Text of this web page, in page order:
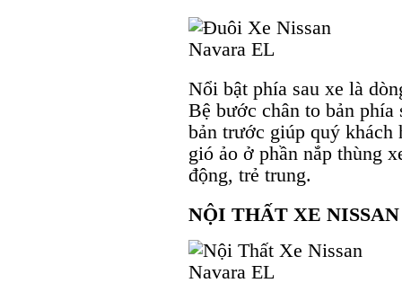
Nổi bật phía sau xe là
Bệ bước chân to bản
bản trước giúp quý khách
gió ảo ở phần nắp thùng
động, trẻ trung.
NỘI THẤT XE NISSAN